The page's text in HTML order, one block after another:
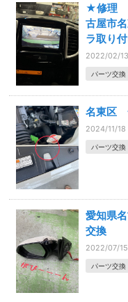
★修理
古屋市
ラ取り
2022/02/13
パーツ交換
名東区
2024/11/18
パーツ交換
愛知県
交換
2022/07/15
パーツ交換